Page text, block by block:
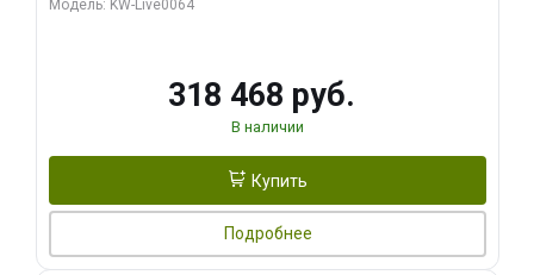
Модель: KW-Live0064
318 468 руб.
В наличии
Купить
Подробнее